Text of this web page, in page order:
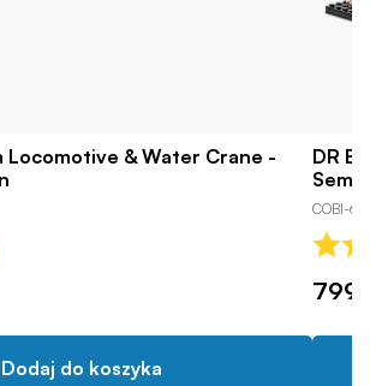
Locomotive & Water Crane -
Dodaj do koszyka
DR
COBI-